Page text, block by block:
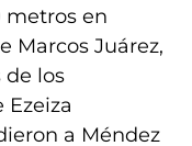
metros en
Marcos Juárez,
de los
a Méndez